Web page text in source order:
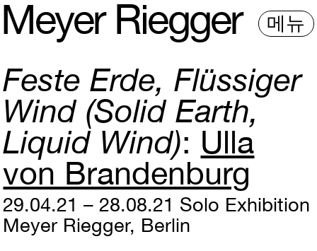
Meyer Riegger 메뉴
Feste Erde, Flüssiger
Wind (Solid Earth,
Liquid Wind) Ulla
von Brandenburg
29.04.21 – 28.08.21 Solo Exhibition
Meyer Riegger, Berlin